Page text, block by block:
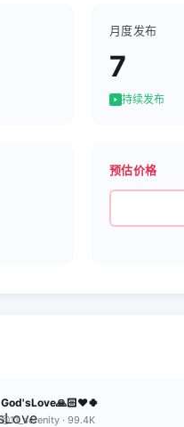
月度发布
7
持续发布
预估价格
God'sLove🙏🏻❤️🍀
@11_serenity · 99.4K